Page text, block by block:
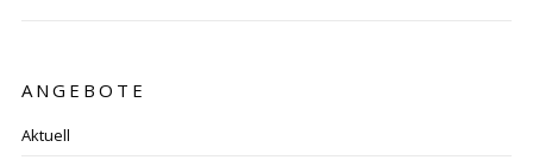
ANGEBOTE
Aktuell